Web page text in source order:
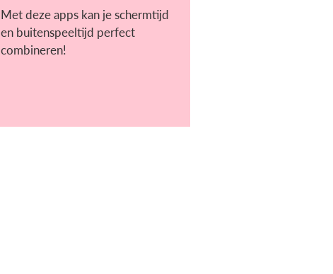
Met deze apps kan je schermtijd
en buitenspeeltijd perfect
combineren!